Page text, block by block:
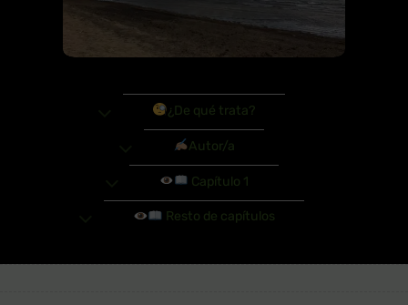
¿De qué trata?
Autor/a
Capítulo 1
Resto de capítulos